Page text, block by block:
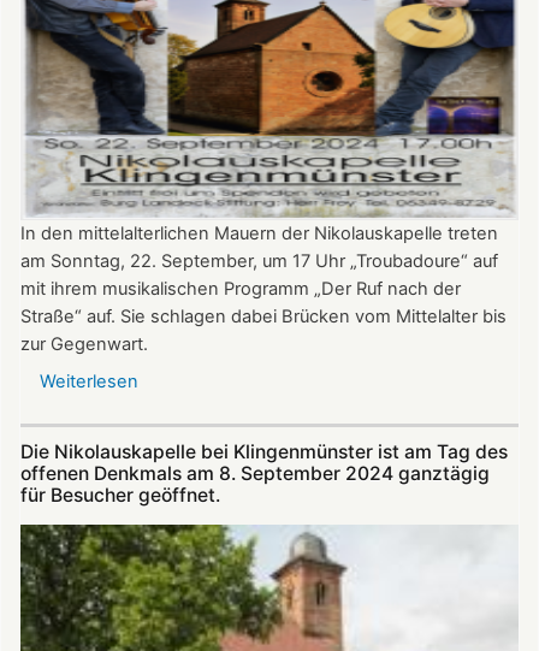
In den mittelalterlichen Mauern der Nikolauskapelle treten
am Sonntag, 22. September, um 17 Uhr „Troubadoure“ auf
mit ihrem musikalischen Programm „Der Ruf nach der
Straße“ auf. Sie schlagen dabei Brücken vom Mittelalter bis
zur Gegenwart.
Weiterlesen
September:
„Troubadoure“
in
der
Nikolauskapelle
Die Nikolauskapelle bei Klingenmünster ist am Tag des
offenen Denkmals am 8. September 2024 ganztägig
für Besucher geöffnet.